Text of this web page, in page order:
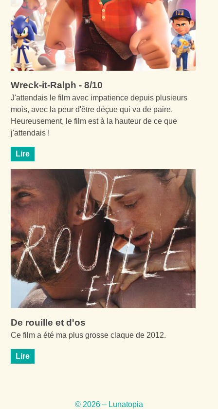
Wreck-it-Ralph - 8/10
J'attendais le film avec impatience depuis plusieurs
mois, avec la peur d'être déçue qui va de paire.
Heureusement, le film est à la hauteur de ce que
j'attendais !
Lire
De rouille et d'os
Ce film a été ma plus grosse claque de 2012.
Lire
© 2026 – Lunatopia